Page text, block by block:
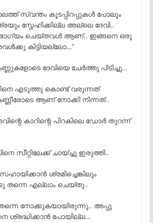
സ്വന്തം കൂടപ്പിറപ്പുകൾ പോലും
സ്നേഹിക്കില്ല അല്ലെ ദേവി..
ഭാഗ്യം ചെയ്തവൾ ആണ്.. ഇങ്ങനെ ഒരു
ക്കു കിട്ടിയല്ലോ…”
ദേവിയെ ചേര്ത്തു പിടിച്ചു…
എടുത്തു കൊണ്ട് വരുന്നത്
ആണ് നോക്കി നിന്നത്..
കാറിന്റെ പിറകിലെ ഡോര്തുറന്ന്
സീറ്റിലേക്ക് ചായ്ച്ചു ഇരുത്തി..
ശ്രമിച്ചെങ്കിലും
തന്നെ എല്ലാം ചെയ്തു..
നോക്കുകയായിരുന്നു.. അപ്പു
ശ്രദ്ധിക്കാന്പോയില്ല…